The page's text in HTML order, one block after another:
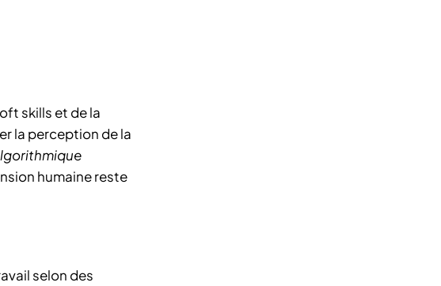
skills et de la
la perception de la
humaine reste
selon des